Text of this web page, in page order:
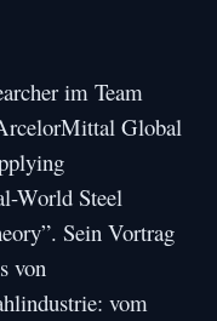
im Team
Global
World Steel
Sein Vortrag
von
vom